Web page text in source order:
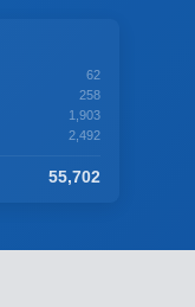
62
258
1,903
2,492
55,702